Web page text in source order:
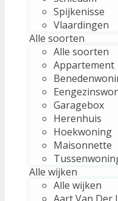
Spijkenisse
Vlaardingen
Alle soorten
Alle soorten
Appartement
Garagebox
Herenhuis
Hoekwoning
Maisonnette
Alle wijken
Alle wijken